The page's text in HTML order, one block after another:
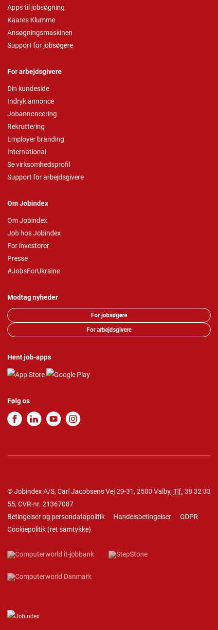
Apps til jobsøgning
Kaares Klumme
Ansøgningsmaskinen
Support for jobsøgere
For arbejdsgivere
Din kundeside
Indryk annonce
Jobannoncering
Rekruttering
Employer branding
International
Se virksomhedsprofil
Support for arbejdsgivere
Om Jobindex
Om Jobindex
Job hos Jobindex
For investorer
Presse
#JobsForUkraine
Modtag nyheder
For jobsøgere
For arbejdsgivere
Hent job-apps
Følg os
© Jobindex A/S, Carl Jacobsens Vej 29-31, 2500 Valby, Tlf. 38 32 33
55, CVR-nr. 21367087
Betingelser og persondatapolitik
Handelsbetingelser
GDPR
Cookiepolitik (ret samtykke)